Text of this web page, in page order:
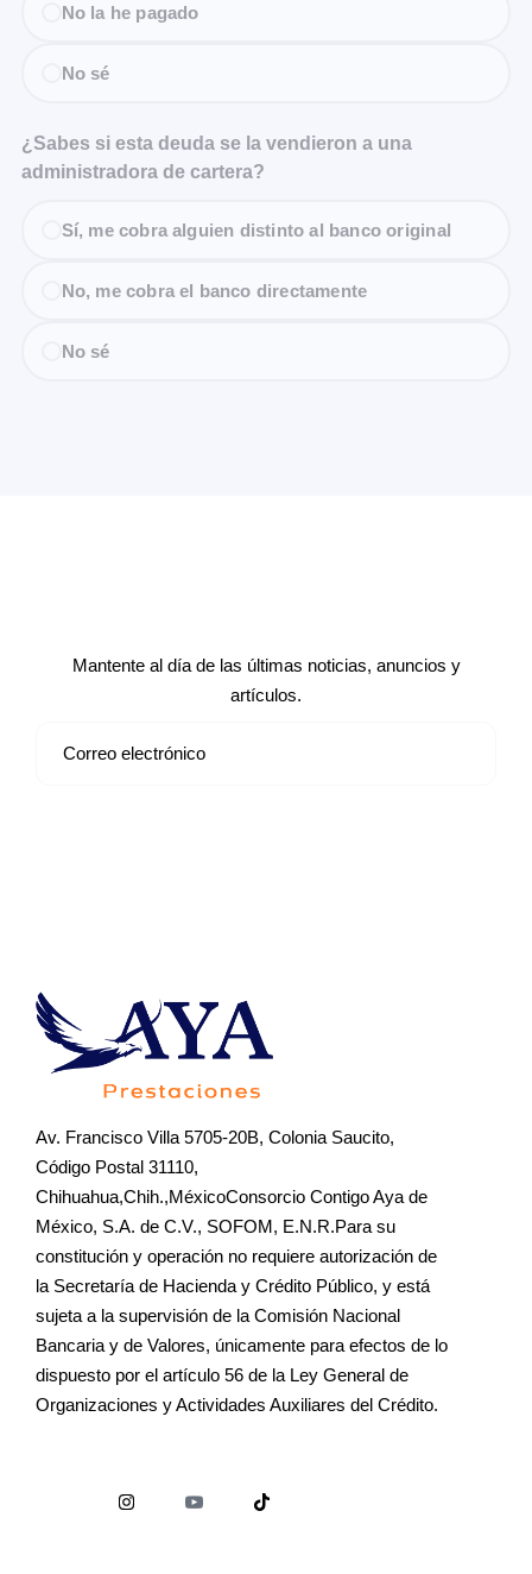
No la he pagado
No sé
¿Sabes si esta deuda se la vendieron a una
administradora de cartera?
Sí, me cobra alguien distinto al banco original
No, me cobra el banco directamente
No sé
Mantente al día de las últimas noticias, anuncios y
artículos.
Av. Francisco Villa 5705-20B, Colonia Saucito,
Código Postal 31110,
Chihuahua,Chih.,MéxicoConsorcio Contigo Aya de
México, S.A. de C.V., SOFOM, E.N.R.Para su
constitución y operación no requiere autorización de
la Secretaría de Hacienda y Crédito Público, y está
sujeta a la supervisión de la Comisión Nacional
Bancaria y de Valores, únicamente para efectos de lo
dispuesto por el artículo 56 de la Ley General de
Organizaciones y Actividades Auxiliares del Crédito.